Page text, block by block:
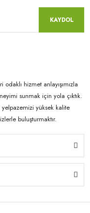
KAYDOL
hizmet anlayışımızla
sunmak için yola çıktık.
yüksek kalite
buluşturmaktır.